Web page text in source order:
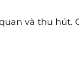
và thu